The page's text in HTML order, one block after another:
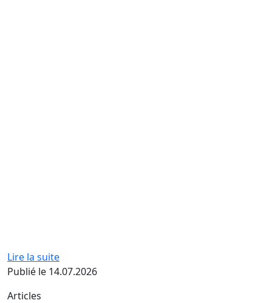
Lire la suite
Publié le 14.07.2026
Articles